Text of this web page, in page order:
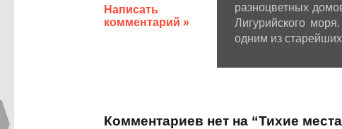
Написать
комментарий »
разноцветных
Лигурийского
одним из
Комментариев нет на “Тихие